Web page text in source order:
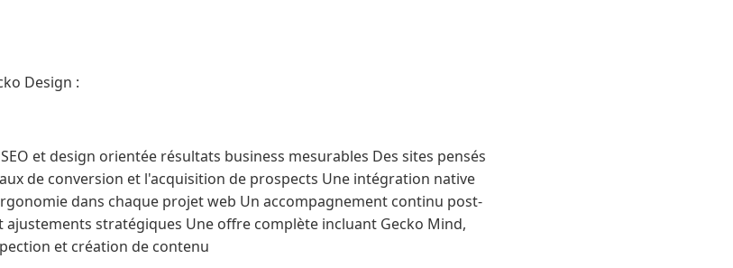
Design :
et design orientée résultats business mesurables Des sites pensés
de conversion et l'acquisition de prospects Une intégration native
dans chaque projet web Un accompagnement continu post-
ajustements stratégiques Une offre complète incluant Gecko Mind,
et création de contenu